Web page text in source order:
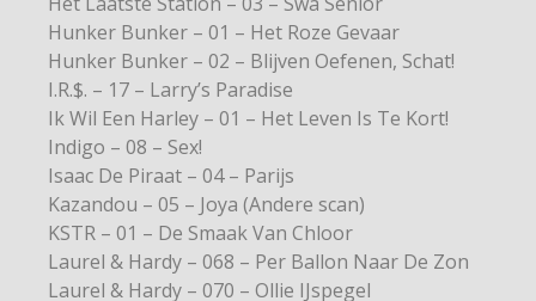
Hunker Bunker – 01 – Het Roze Gevaar
Hunker Bunker – 02 – Blijven Oefenen, Schat!
I.R.$. – 17 – Larry’s Paradise
Ik Wil Een Harley – 01 – Het Leven Is Te Kort!
Indigo – 08 – Sex!
Isaac De Piraat – 04 – Parijs
Kazandou – 05 – Joya (Andere scan)
KSTR – 01 – De Smaak Van Chloor
Laurel & Hardy – 068 – Per Ballon Naar De Zon
Laurel & Hardy – 070 – Ollie IJspegel